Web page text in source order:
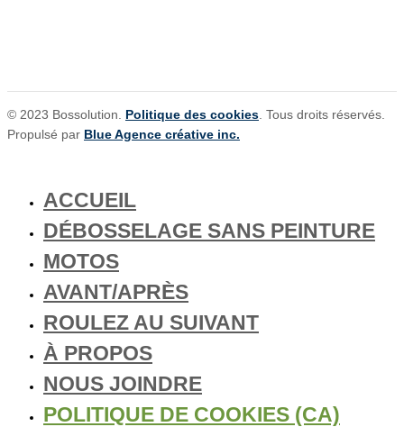
© 2023 Bossolution. Politique des cookies . Tous droits réservés.
Propulsé par Blue Agence créative inc.
ACCUEIL
DÉBOSSELAGE SANS PEINTURE
MOTOS
AVANT/APRÈS
ROULEZ AU SUIVANT
À PROPOS
NOUS JOINDRE
POLITIQUE DE COOKIES (CA)